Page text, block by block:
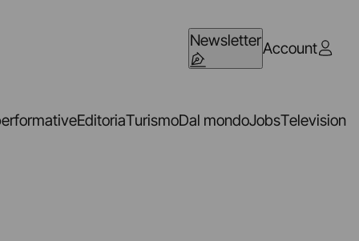
NewsletterAccount
EditoriaTurismoDal mondoJobsTelevision